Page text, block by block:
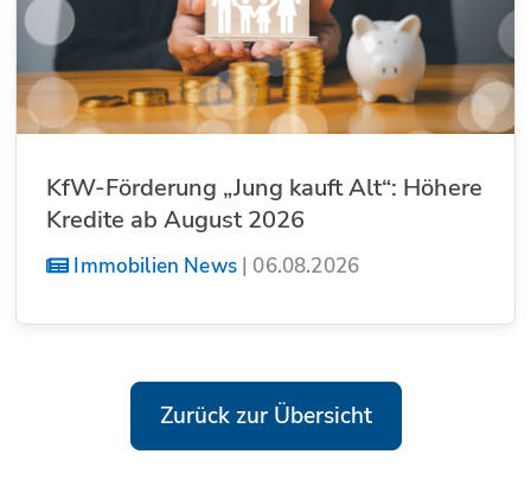
KfW-Förderung „Jung kauft Alt“: Höhere
Kredite ab August 2026
Immobilien News| 06.08.2026
Zurück zur Übersicht